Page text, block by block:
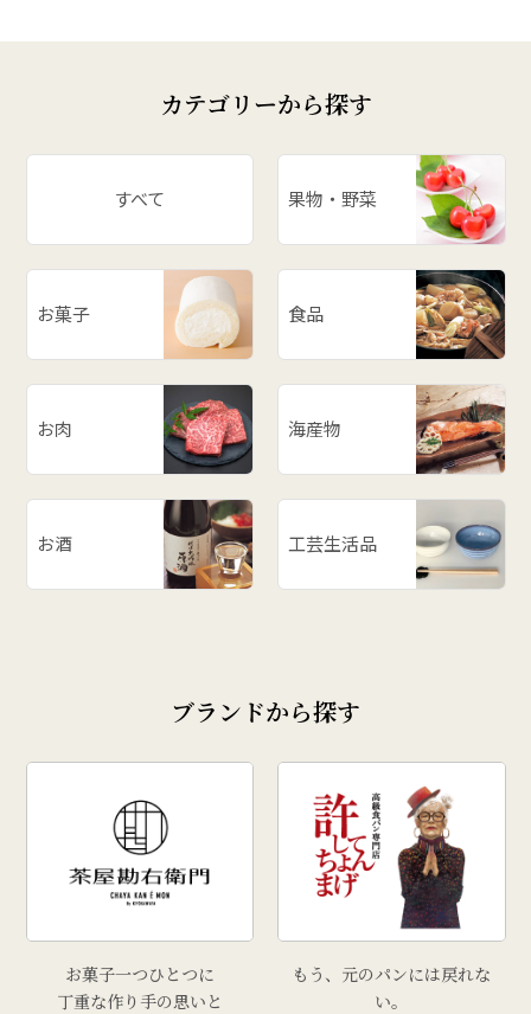
カテゴリーから探す
すべて 果物・野菜
お菓子 食品
お肉 海産物
お酒 工芸生活品
ブランドから探す
お菓子一つひとつに
丁重な作り手の思いと
もう、元のパンには戻れな
い。